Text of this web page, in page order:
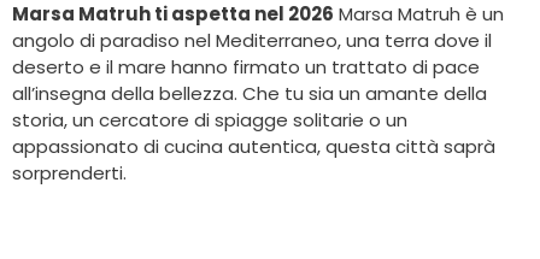
Marsa Matruh ti aspetta nel 2026 Marsa Matruh è un
angolo di paradiso nel Mediterraneo, una terra dove il
deserto e il mare hanno firmato un trattato di pace
all’insegna della bellezza. Che tu sia un amante della
storia, un cercatore di spiagge solitarie o un
appassionato di cucina autentica, questa città saprà
sorprenderti.